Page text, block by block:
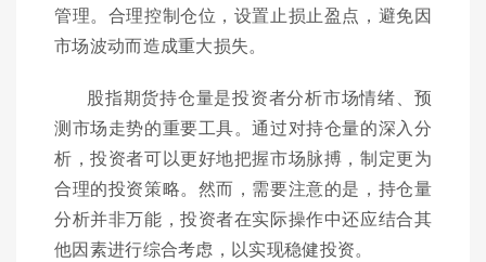
管理。合理控制仓位，设置止损止盈点，避免因
市场波动而造成重大损失。
股指期货持仓量是投资者分析市场情绪、预
测市场走势的重要工具。通过对持仓量的深入分
析，投资者可以更好地把握市场脉搏，制定更为
合理的投资策略。然而，需要注意的是，持仓量
分析并非万能，投资者在实际操作中还应结合其
他因素进行综合考虑，以实现稳健投资。